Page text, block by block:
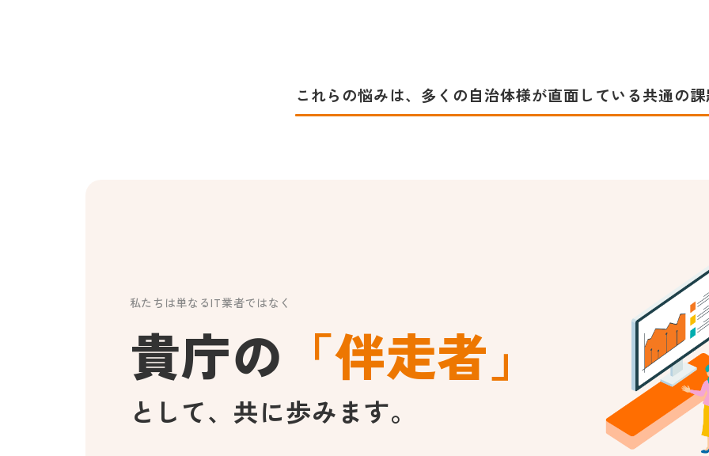
これらの悩みは、多くの自治体様が直面している共通の
私たちは単なるIT業者ではなく
貴庁の 「伴走者」
として、共に歩みます。